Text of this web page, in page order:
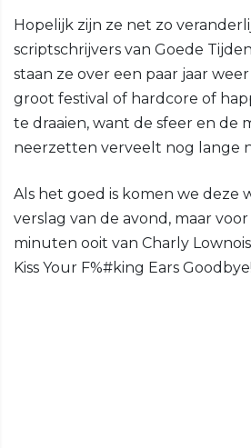
Hopelijk zijn ze net zo
scriptschrijvers van Goede
staan ze over een paar jaar
groot festival of hardcore of
te draaien, want de sfeer en de
neerzetten verveelt nog lange
Als het goed is komen we deze
verslag van de avond, maar
minuten ooit van Charly
Kiss Your F%#king Ears Goodbye!